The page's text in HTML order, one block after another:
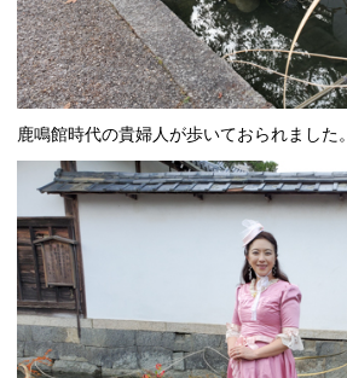
鹿鳴館時代の貴婦人が歩いておられました。